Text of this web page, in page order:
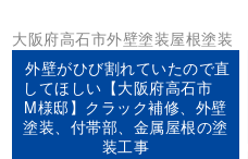
大阪府高石市外壁塗装屋根塗装
外壁がひび割れていたので直
してほしい【大阪府高石市
M様邸】クラック補修、外壁
塗装、付帯部、金属屋根の塗
装工事